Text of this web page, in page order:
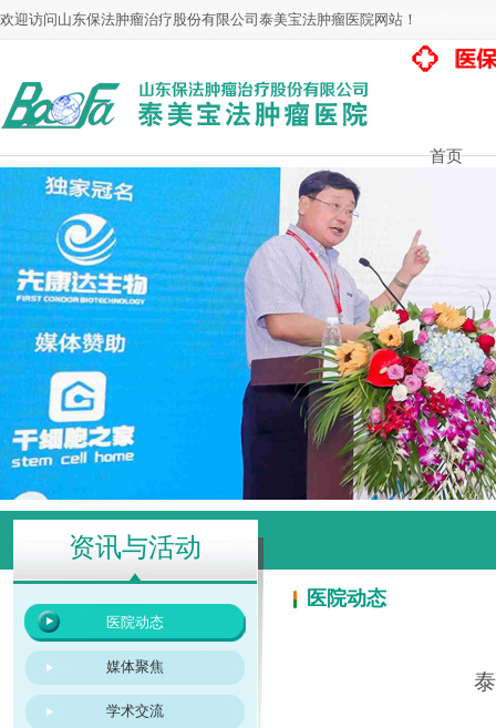
欢迎访问山东保法肿瘤治疗股份有限公司泰美宝法肿瘤医院网站！
首页
资讯与活动
医院动态
媒体聚焦
学术交流
医院动态